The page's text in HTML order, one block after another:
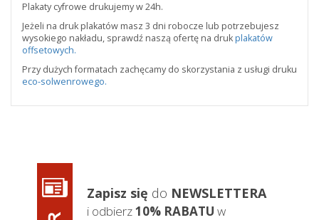
Plakaty cyfrowe drukujemy w 24h.
Jeżeli na druk plakatów masz 3 dni robocze lub potrzebujesz
wysokiego nakładu, sprawdź naszą ofertę na drukplakatów
offsetowych.
Przy dużych formatach zachęcamy do skorzystania z usługi druku
eco-solwenrowego.
Zapisz się do NEWSLETTERA
i odbierz10% RABATU w